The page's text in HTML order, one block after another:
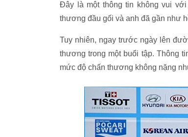
Đây là một thông tin không vui
thương đầu gối và anh đã gần như
Tuy nhiên, ngay trước ngày lên
thương trong một buổi tập. Thông
mức độ chấn thương không nặng